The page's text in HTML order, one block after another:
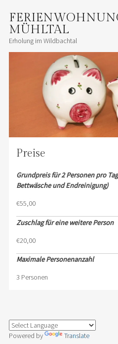
MÜHLTAL
Erholung im Wildbachtal
Preise
Grundpreis für 2 Personen pro
Bettwäsche und Endreinigung)
€55,00
Zuschlag für eine weitere Person
€20,00
Maximale Personenanzahl
3 Personen
Powered by Translate